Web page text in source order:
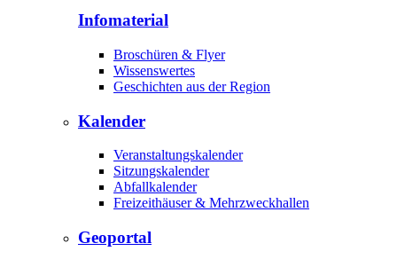
Infomaterial
Broschüren & Flyer
Wissenswertes
Geschichten aus der Region
Kalender
Veranstaltungskalender
Sitzungskalender
Abfallkalender
Freizeithäuser & Mehrzweckhallen
Geoportal